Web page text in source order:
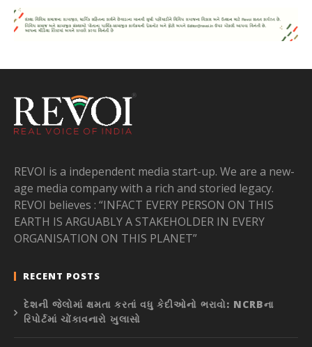
REVOI is a independent media start-up. We are a new-
age media company with a rich and storied legacy.
REVOI believes : “INFACT EVERY PERSON ON THIS
EARTH IS ARGUABLY A STAKEHOLDER IN EVERY
ORGANISATION ON THIS PLANET”
RECENT POSTS
દેશની જેલોમાં ક્ષમતા કરતાં વધુ કેદીઓનો ભરાવો: NCRBના
રિપોર્ટમાં ચોંકાવનારો ખુલાસો